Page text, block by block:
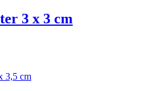
3 x 3 cm